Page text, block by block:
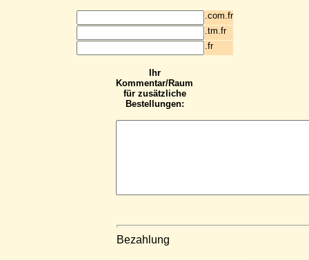
.com.fr
.tm.fr
.fr
Ihr
Kommentar/Raum
für zusätzliche
Bestellungen:
Bezahlung